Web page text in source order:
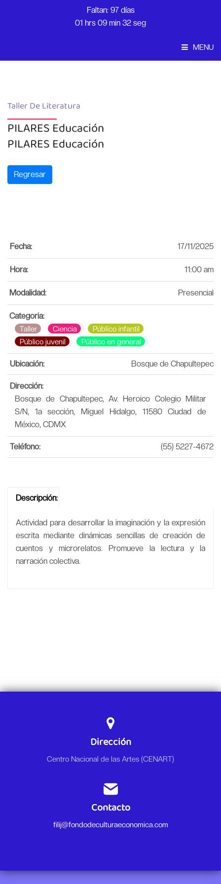
Faltan: 97 días
01 hrs 09 min 32 seg
MENU
Inicio
Taller De Literatura
PILARES Educación
PILARES Educación
Regresar
Fecha: 17/11/2025
Hora: 11:00 am
Modalidad: Presencial
Categoria:
Taller Ciencia
Público infantil
Público juvenil
Público en general
Ubicación: Bosque de Chapultepec
Dirección:
Bosque de Chapultepec, Av. Heroico Colegio Militar
S/N, 1a sección, Miguel Hidalgo, 11580 Ciudad de
México, CDMX
Teléfono: (55) 5227-4672
Descripción:
Actividad para desarrollar la imaginación y la expresión
escrita mediante dinámicas sencillas de creación de
cuentos y microrelatos. Promueve la lectura y la
narración colectiva.
Dirección
Centro Nacional de las Artes (CENART)
Contacto
filij@fondodeculturaeconomica.com